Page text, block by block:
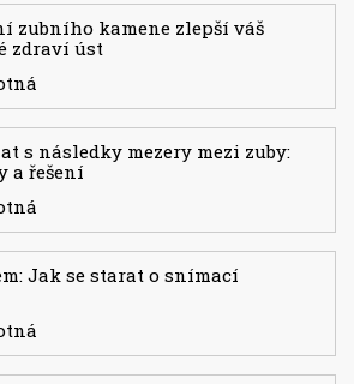
zubního kamene zlepší váš
zdraví úst
s následky mezery mezi zuby:
a řešení
Jak se starat o snímací